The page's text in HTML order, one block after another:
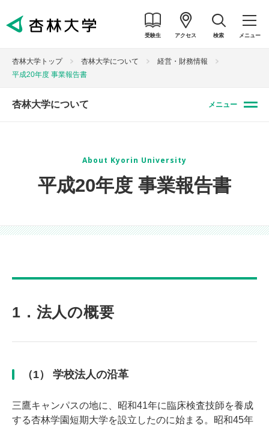
受験生 アクセス 検索 メニュー
杏林大学トップ 杏林大学について
経営・財務情報
平成20年度 事業報告書
杏林大学について メニュー
About Kyorin University
平成20年度 事業報告書
1．法人の概要
（1） 学校法人の沿革
三鷹キャンパスの地に、昭和41年に臨床検査技師を養成
する杏林学園短期大学を設立したのに始まる。昭和45年